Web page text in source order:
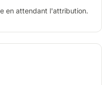
en attendant l'attribution.